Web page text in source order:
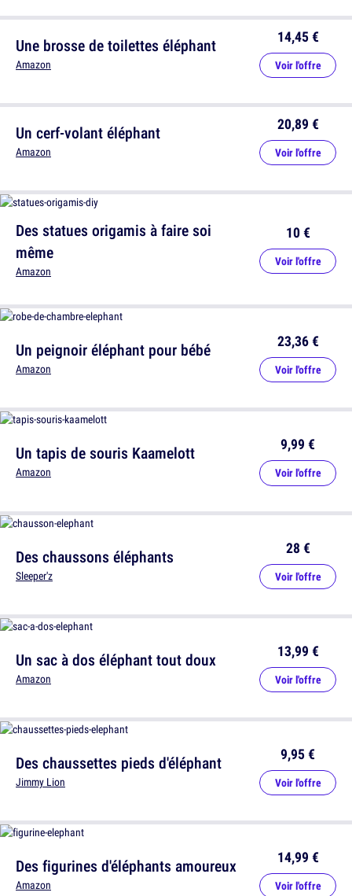
Un cerf-volant éléphant
Amazon
20,89 €
Voir l'offre
Un peignoir éléphant pour bébé
Amazon
23,36 €
Voir l'offre
Des chaussons éléphants
Sleeper'z
28 €
Voir l'offre
Des chaussettes pieds d'éléphant
Jimmy Lion
9,95 €
Voir l'offre
Une brosse de toilettes éléphant
Amazon
14,45 €
Voir l'offre
Des statues origamis à faire soi
même
Amazon
10 €
Voir l'offre
Un tapis de souris Kaamelott
Amazon
9,99 €
Voir l'offre
Un sac à dos éléphant tout doux
Amazon
13,99 €
Voir l'offre
Des figurines d'éléphants amoureux
Amazon
14,99 €
Voir l'offre